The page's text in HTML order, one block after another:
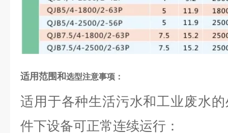
适用范围和选型注意事项：
适用于各种生活污水和工业废水
件下设备可正常连续运行：